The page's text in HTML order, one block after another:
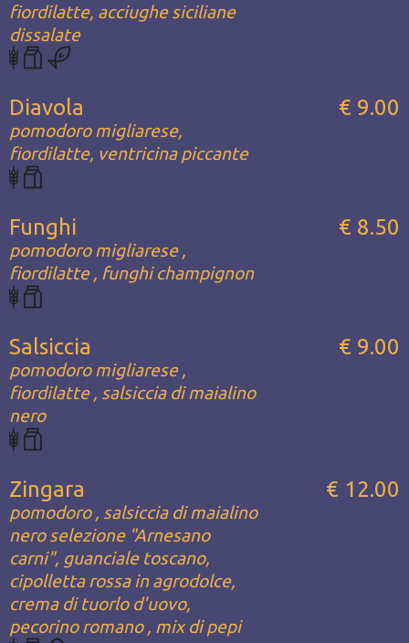
fiordilatte, acciughe siciliane
dissalate
Diavola
pomodoro migliarese,
fiordilatte, ventricina piccante
€ 9.00
Funghi
pomodoro migliarese ,
fiordilatte , funghi champignon
€ 8.50
Salsiccia
pomodoro migliarese ,
fiordilatte , salsiccia di maialino
nero
€ 9.00
Zingara
pomodoro , salsiccia di maialino
nero selezione "Arnesano
carni", guanciale toscano,
cipolletta rossa in agrodolce,
crema di tuorlo d'uovo,
pecorino romano , mix di pepi
€ 12.00